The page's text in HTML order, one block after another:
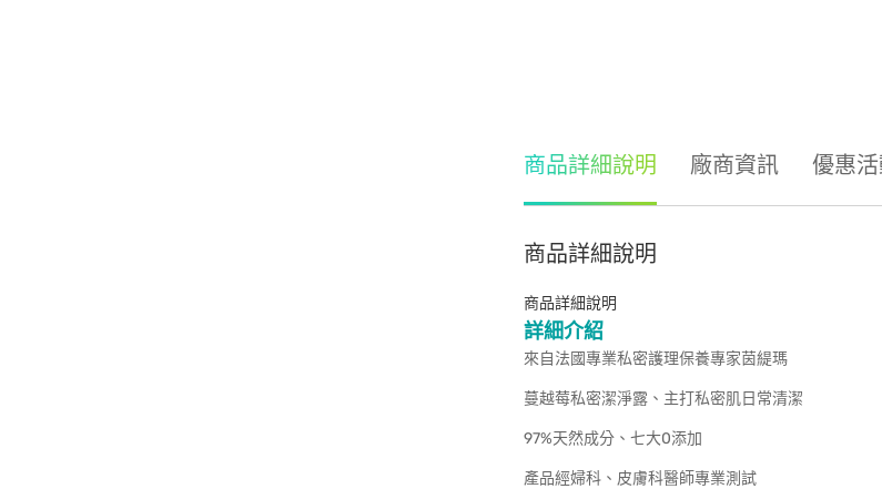
商品詳細說明 廠商資訊 優惠
商品詳細說明
商品詳細說明
詳細介紹
來自法國專業私密護理保養專家茵緹瑪
蔓越莓私密潔淨露、主打私密肌日常清潔
97%天然成分、七大0添加
產品經婦科、皮膚科醫師專業測試